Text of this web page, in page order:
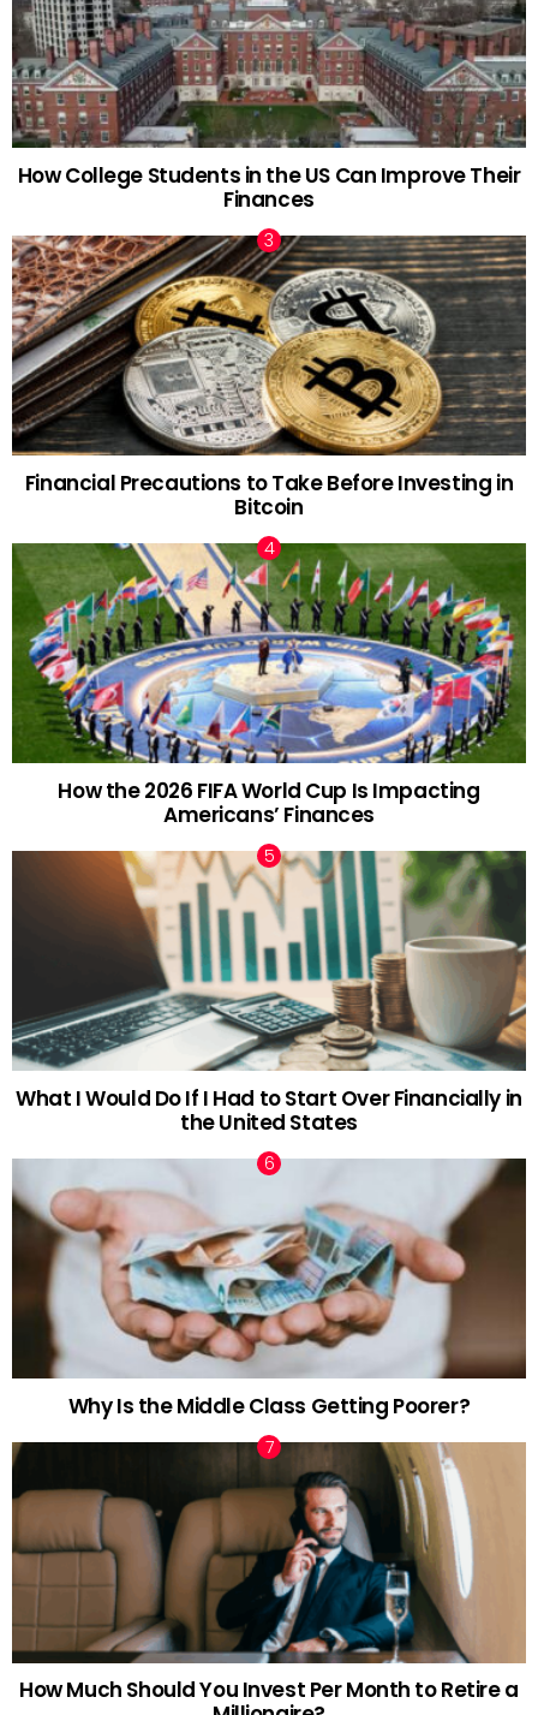
How College Students in the US Can Improve Their
Finances
Financial Precautions to Take Before Investing in
Bitcoin
How the 2026 FIFA World Cup Is Impacting
Americans’ Finances
What I Would Do If I Had to Start Over Financially in
the United States
Why Is the Middle Class Getting Poorer?
How Much Should You Invest Per Month to Retire a